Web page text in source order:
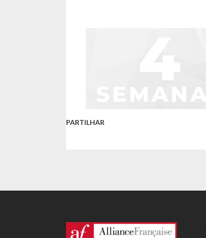
PARTILHAR